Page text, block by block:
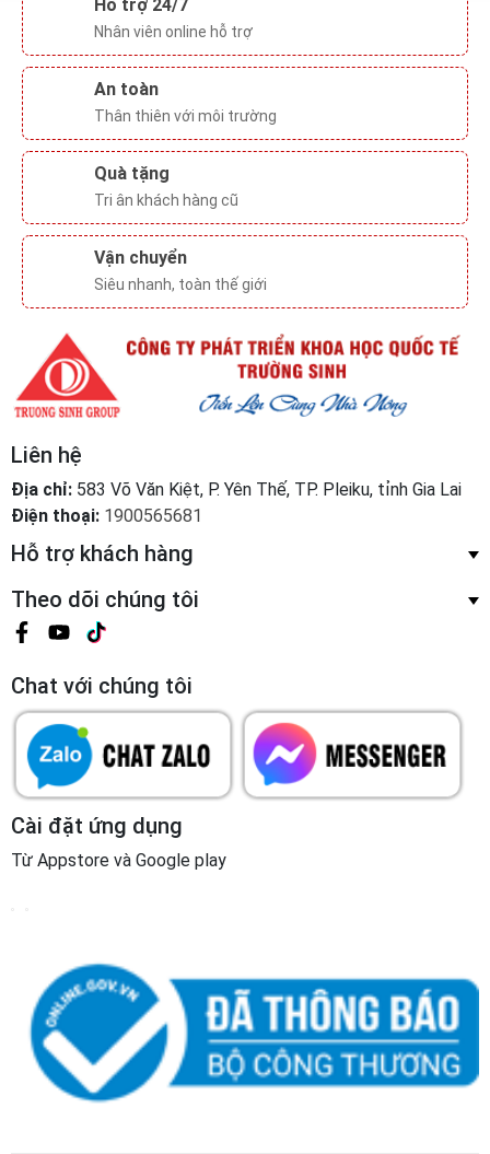
Hỗ trợ 24/7
Nhân viên online hỗ trợ
An toàn
Thân thiên với môi trường
Quà tặng
Tri ân khách hàng cũ
Vận chuyển
Siêu nhanh, toàn thế giới
Liên hệ
Địa chỉ: 583 Võ Văn Kiệt, P. Yên Thế, TP. Pleiku, tỉnh Gia Lai
Điện thoại: 1900565681
Hỗ trợ khách hàng
Theo dõi chúng tôi
Chat với chúng tôi
Cài đặt ứng dụng
Từ Appstore và Google play